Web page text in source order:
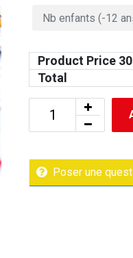
Product Price
Total
Poser une